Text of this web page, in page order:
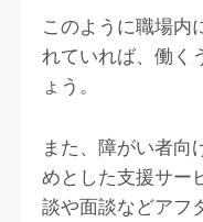
このように職場内
れていれば、働く
ょう。
また、障がい者向
めとした支援サー
談や面談などアフ